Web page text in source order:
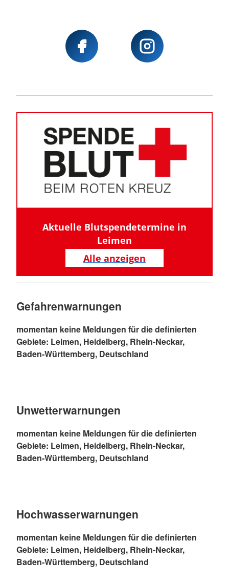
Aktuelle Blutspendetermine in
Leimen
Alle anzeigen
Gefahrenwarnungen
momentan keine Meldungen für die definierten
Gebiete: Leimen, Heidelberg, Rhein-Neckar,
Baden-Württemberg, Deutschland
Unwetterwarnungen
momentan keine Meldungen für die definierten
Gebiete: Leimen, Heidelberg, Rhein-Neckar,
Baden-Württemberg, Deutschland
Hochwasserwarnungen
momentan keine Meldungen für die definierten
Gebiete: Leimen, Heidelberg, Rhein-Neckar,
Baden-Württemberg, Deutschland